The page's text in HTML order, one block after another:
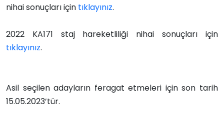
nihai sonuçları için tıklayınız.
2022 KA171 staj hareketliliği nihai sonuçları için
tıklayınız.
Asil seçilen adayların feragat etmeleri için son tarih
15.05.2023’tür.